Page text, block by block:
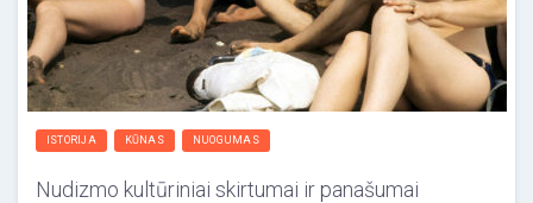
ISTORIJA KŪNAS NUOGUMAS
Nudizmo kultūriniai skirtumai ir panašumai